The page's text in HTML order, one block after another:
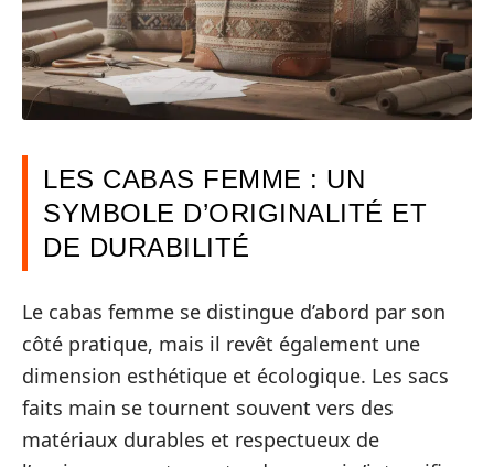
LES CABAS FEMME : UN
SYMBOLE D’ORIGINALITÉ ET
DE DURABILITÉ
Le cabas femme se distingue d’abord par son
côté pratique, mais il revêt également une
dimension esthétique et écologique. Les sacs
faits main se tournent souvent vers des
matériaux durables et respectueux de